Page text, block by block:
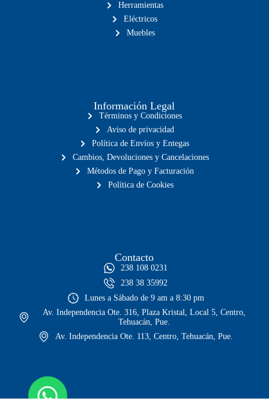
Herramientas
Eléctricos
Muebles
Información Legal
Términos y Condiciones
Aviso de privacidad
Política de Envíos y Entegas
Cambios, Devoluciones y Cancelaciones
Métodos de Pago y Facturación
Política de Cookies
Contacto
238 108 0231
238 38 35992
Lunes a Sábado de 9 am a 8:30 pm
Av. Independencia Ote. 316, Plaza Kristal, Local 5, Centro,
Tehuacán, Pue.
Av. Independencia Ote. 113, Centro, Tehuacán, Pue.